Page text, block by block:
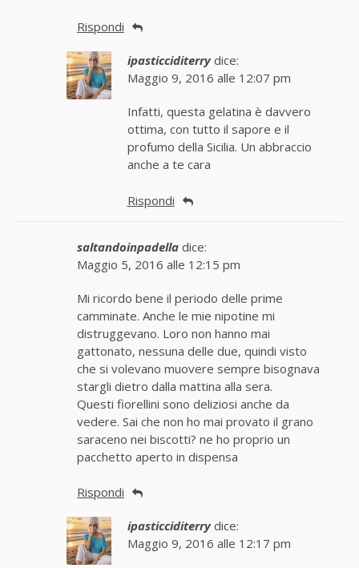
Rispondi
ipasticciditerry dice:
Maggio 9, 2016 alle 12:07 pm
Infatti, questa gelatina è davvero
ottima, con tutto il sapore e il
profumo della Sicilia. Un abbraccio
anche a te cara
Rispondi
saltandoinpadella dice:
Maggio 5, 2016 alle 12:15 pm
Mi ricordo bene il periodo delle prime
camminate. Anche le mie nipotine mi
distruggevano. Loro non hanno mai
gattonato, nessuna delle due, quindi visto
che si volevano muovere sempre bisognava
stargli dietro dalla mattina alla sera.
Questi fiorellini sono deliziosi anche da
vedere. Sai che non ho mai provato il grano
saraceno nei biscotti? ne ho proprio un
pacchetto aperto in dispensa
Rispondi
ipasticciditerry dice:
Maggio 9, 2016 alle 12:17 pm